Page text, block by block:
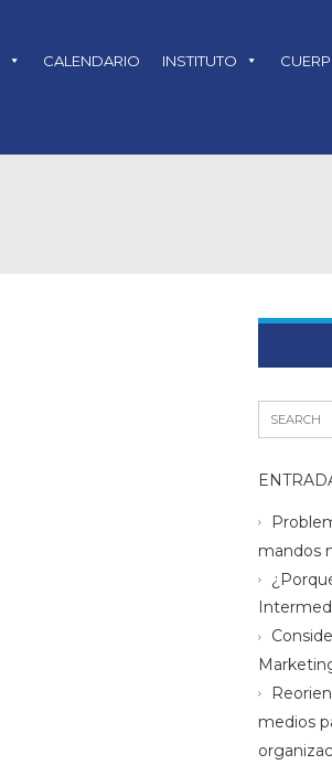
CALENDARIO INSTITUTO
mandos
medios